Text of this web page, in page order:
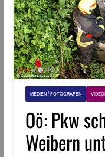
MEDIEN / FOTOGRAFEN
Oö: Pkw
Weibern